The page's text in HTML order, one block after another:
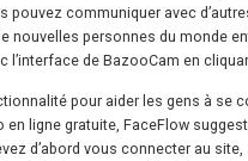
pouvez communiquer avec
nouvelles personnes du monde
l’interface de BazooCam en
pour aider les gens à se
en ligne gratuite, FaceFlow
d’abord vous connecter au